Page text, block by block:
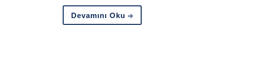
Devamını Oku